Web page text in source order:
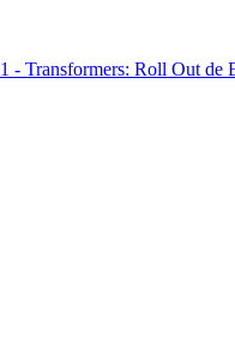
- Transformers: Roll Out de